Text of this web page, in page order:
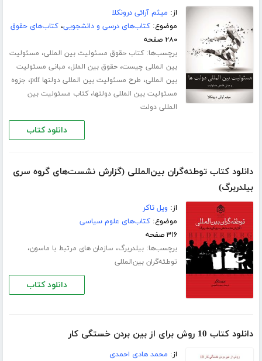
از: میثم آرائی درونکلا
موضوع:کتاب‌های درسی و دانشجویی،کتاب‌های حقوق
۲۸۰ صفحه
برچسب‌ها:کتاب حقوق مسئولیت بین المللی، مسئولیت
بین المللی چیست،حقوق بین الملل، مبانی مسئولیت
بین المللی، طرح مسئولیت بین المللی دولتها pdf ، جزوه
مسئولیت بین المللی دولتها،کتاب مسئولیت بین
المللی دولت
دانلود کتاب
دانلود کتاب توطئه‌گران بین‌المللی (گزارش نشست‌های گروه سری
بیلدربرگ)
از: ویل تاکر
موضوع:کتاب‌های علوم سیاسی
۳۱۶ صفحه
برچسب‌ها:بیلدربرگ، سازمان های مرتبط با ماسون،
توطئه‌گران بین‌المللی
دانلود کتاب
دانلود کتاب 10 روش برای از بین بردن خستگی کار
از: محمد هادی احمدی